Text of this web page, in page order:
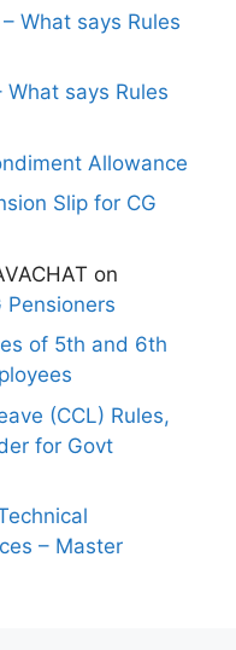
– What says Rules
What says Rules
Allowance
Slip for CG
on
Pensioners
of 5th and 6th
(CCL) Rules,
for Govt
– Master